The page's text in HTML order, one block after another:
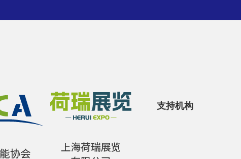
支持机构